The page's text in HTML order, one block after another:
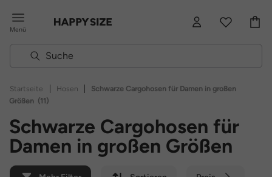
Menü
Startseite | Hosen |
Schwarze Cargohosen für Damen in großen
Größen (11)
Schwarze Cargohosen für
Damen in großen Größen